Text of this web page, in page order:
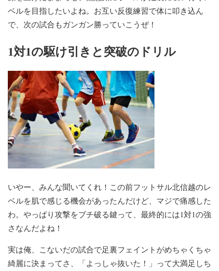
ベルを目指したいよね。お互い反復練習で体に叩き込ん
で、次の試合もガンガン勝っていこうぜ！
1対1の駆け引きと突破のドリル
いやー、みんな聞いてくれ！この前フットサル北信越のレ
ベルを肌で感じる機会があったんだけど、マジで痛感した
わ。やっぱり攻撃をブチ破る鍵って、最終的には1対1の強
さなんだよね！
実は俺、こないだの試合で足裏フェイントがめちゃくちゃ
綺麗に決まってさ、「よっしゃ抜いた！」って大満足しち